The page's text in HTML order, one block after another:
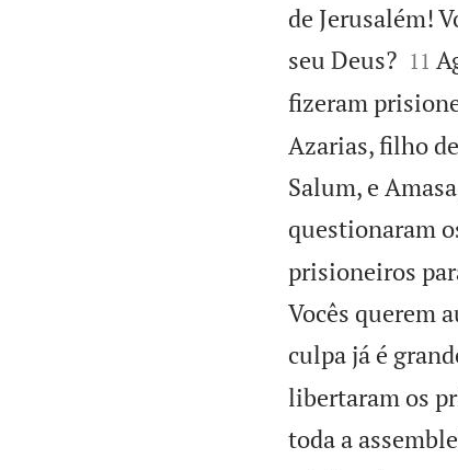
de Jerusalém!
seu Deus?
11
fizeram
Azarias, filho
Salum, e
questionaram
prisioneiros
Vocês querem
culpa já é
libertaram os
toda a